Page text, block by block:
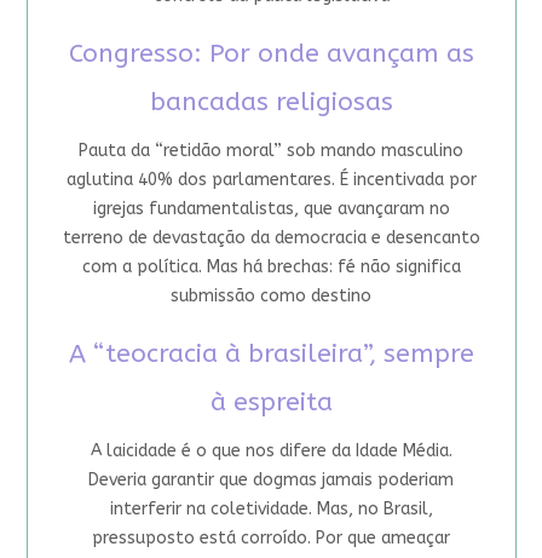
Congresso: Por onde avançam as
bancadas religiosas
Pauta da “retidão moral” sob mando masculino
aglutina 40% dos parlamentares. É incentivada por
igrejas fundamentalistas, que avançaram no
terreno de devastação da democracia e desencanto
com a política. Mas há brechas: fé não significa
submissão como destino
A “teocracia à brasileira”, sempre
à espreita
A laicidade é o que nos difere da Idade Média.
Deveria garantir que dogmas jamais poderiam
interferir na coletividade. Mas, no Brasil,
pressuposto está corroído. Por que ameaçar